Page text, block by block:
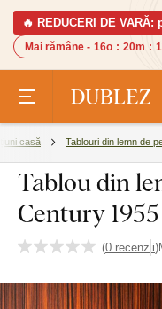
🔥 REDUCERI DE VARĂ:
Mai rămâne - 16o : 20m :
casă Tablouri din lemn de
Tablou din
Century 1955
(0 recenzii)